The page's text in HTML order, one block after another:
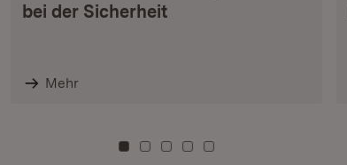
bei der Sicherheit
Mehr
Zu Kachel: 0
Zu Kachel: 3
Zu Kachel: 6
Zu Kachel: 9
Zu Kachel: 12